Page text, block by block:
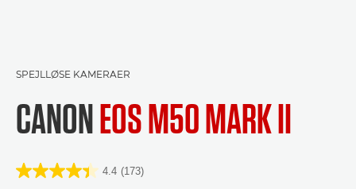
SPEJLLØSE KAMERAER
CANONEOS M50 MARK II
4.4 (173)